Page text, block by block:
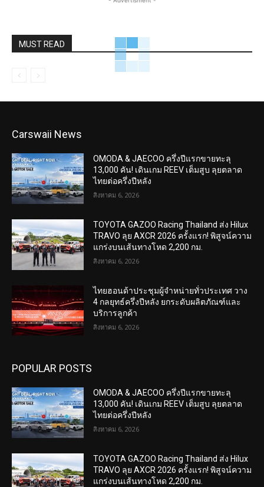
MUST READ
Carswaii News
OMODA & JAECOO ครึ่งปีแรกขายทะลุ
13,000 คัน! เดินเกม REEV เต็มสูบ ลุยตลาด
ไทยต่อครึ่งปีหลัง
สิงหาคม 6, 2026
TOYOTA GAZOO Racing Thailand ส่ง Hilux
TRAVO ลุย AXCR 2026 ครั้งแรก! พิสูจน์ความ
แกร่งบนเส้นทางโหด 2,200 กม.
สิงหาคม 6, 2026
ไทยฮอนด้าประชุมผู้จำหน่ายทั่วประเทศ วาง
4 กลยุทธ์ครึ่งปีหลัง ยกระดับผลิตภัณฑ์และ
บริการลูกค้า
สิงหาคม 6, 2026
POPULAR POSTS
OMODA & JAECOO ครึ่งปีแรกขายทะลุ
13,000 คัน! เดินเกม REEV เต็มสูบ ลุยตลาด
ไทยต่อครึ่งปีหลัง
สิงหาคม 6, 2026
TOYOTA GAZOO Racing Thailand ส่ง Hilux
TRAVO ลุย AXCR 2026 ครั้งแรก! พิสูจน์ความ
แกร่งบนเส้นทางโหด 2,200 กม.